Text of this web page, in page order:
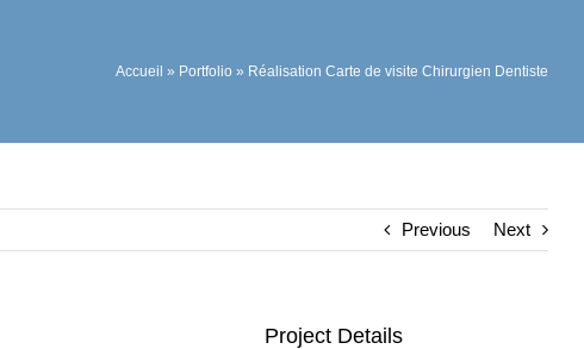
Accueil » Portfolio » Réalisation Carte de visite Chirurgien Dentiste
Previous Next
Project Details